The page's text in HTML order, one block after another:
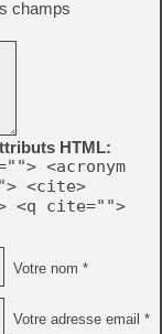
champs
HTML:
<acronym
<cite>
<q cite="">
Votre nom *
Votre adresse email *